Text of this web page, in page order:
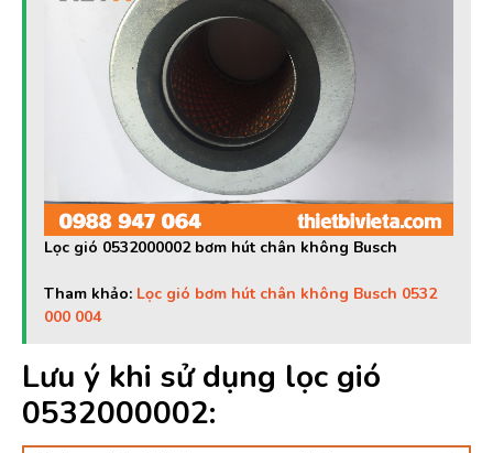
Lọc gió 0532000002 bơm hút chân không Busch
Tham khảo: Lọc gió bơm hút chân không Busch 0532
000 004
Lưu ý khi sử dụng lọc gió
0532000002: